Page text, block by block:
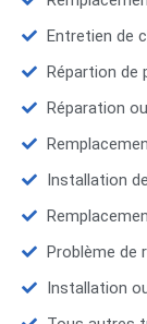
Entretien de
Répartion de
Réparation
Installation
Problème de
Installation